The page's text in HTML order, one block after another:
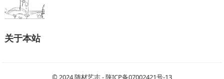
关于本站
© 2024随材艺志-陕ICP备07002421号-13